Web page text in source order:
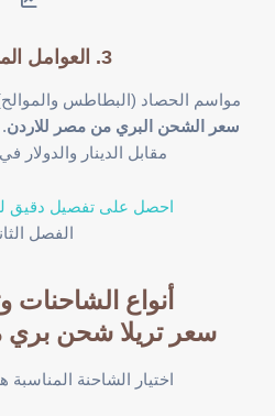
3. العوامل الموسمية
مواسم الحصاد (البطاطس والموالح)
سعر الشحن البري من مصر للاردن
مقابل الدينار والدولار
احصل على تفصيل دقيق
الفصل
أنواع الشاحنات
سعر تريلا شحن بري
اختيار الشاحنة